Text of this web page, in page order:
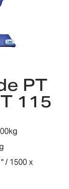
PT
115
/ 1500 x